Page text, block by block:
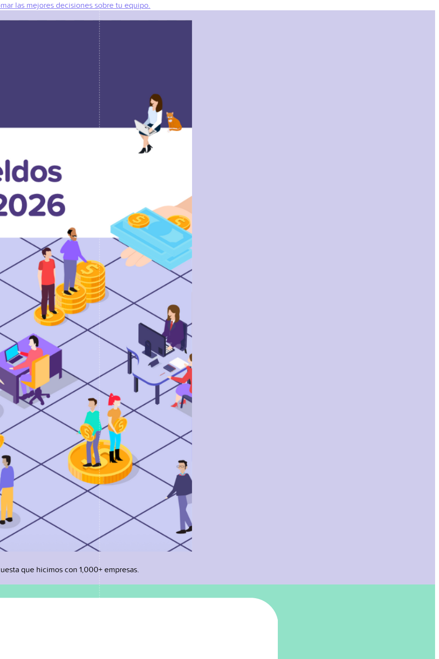
las mejores decisiones sobre tu equipo.
que hicimos con 1,000+ empresas.